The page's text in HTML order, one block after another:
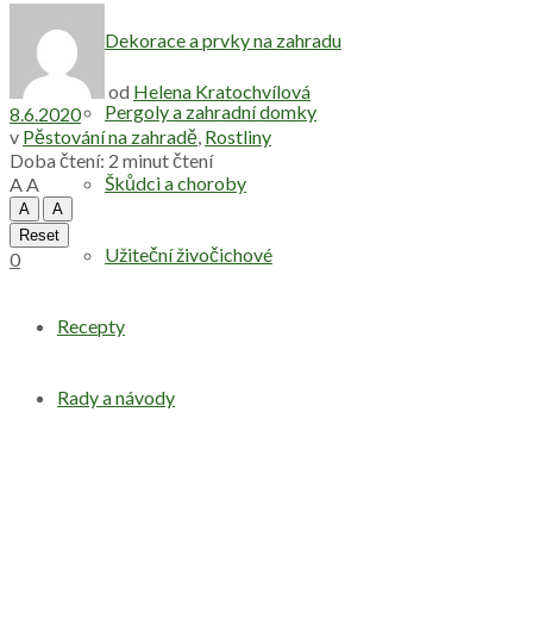
Dekorace a prvky na zahradu
Pergoly a zahradní domky
Škůdci a choroby
Užiteční živočichové
Recepty
Rady a návody
od Helena Kratochvílová
8.6.2020
v Pěstování na zahradě, Rostliny
Doba čtení: 2 minut čtení
AA
A
A
Reset
0